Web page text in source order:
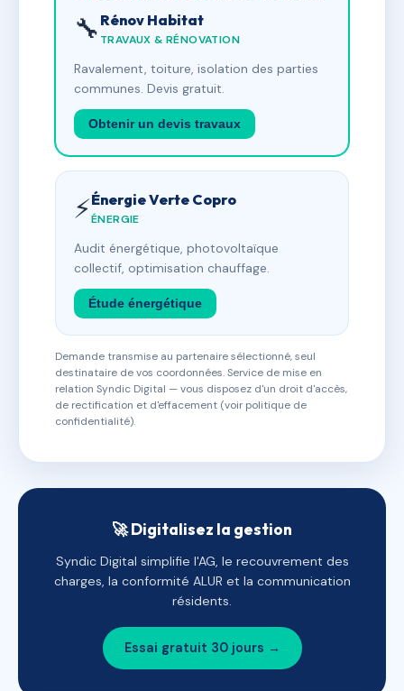
🔧 Rénov Habitat
TRAVAUX & RÉNOVATION
Ravalement, toiture, isolation des parties
communes. Devis gratuit.
Obtenir un devis travaux
⚡Énergie Verte Copro
ÉNERGIE
Audit énergétique, photovoltaïque
collectif, optimisation chauffage.
Étude énergétique
Demande transmise au partenaire sélectionné, seul
destinataire de vos coordonnées. Service de mise en
relation Syndic Digital — vous disposez d'un droit d'accès,
de rectification et d'effacement (voir politique de
confidentialité).
🚀 Digitalisez la gestion
Syndic Digital simplifie l'AG, le recouvrement des
charges, la conformité ALUR et la communication
résidents.
Essai gratuit 30 jours →